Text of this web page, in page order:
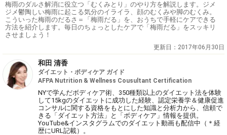
梅雨のダルさ解消に役立つ「むくみとり」のやり方を解説します。ジメ
ジメ鬱陶しい梅雨に起こる気分のイライラ、顔のむくみや脚のむくみ。
こういった梅雨のだるさ＝「梅雨だる」を、おうちで手軽にケアできる
方法を紹介します。毎日のちょっとしたケアで「梅雨だる」をスッキリ
させましょう！
更新日： 2017年06月30日
和田 清香
ダイエット・ボディケア ガイド
AFPA Nutrition & Wellness Cousultant Certification
NYで学んだボディケア術、350種類以上のダイエット法を体験
して15kgのダイエットに成功した経験、認定栄養学＆健康促進
コンサルに関する資格をもとにした知識と分析力から、信頼で
きる「ダイエット方法」と「ボディケア」情報を提供。
YouTube&インスタグラムでのダイエット動画も配信中（＊経
歴にURL記載）。